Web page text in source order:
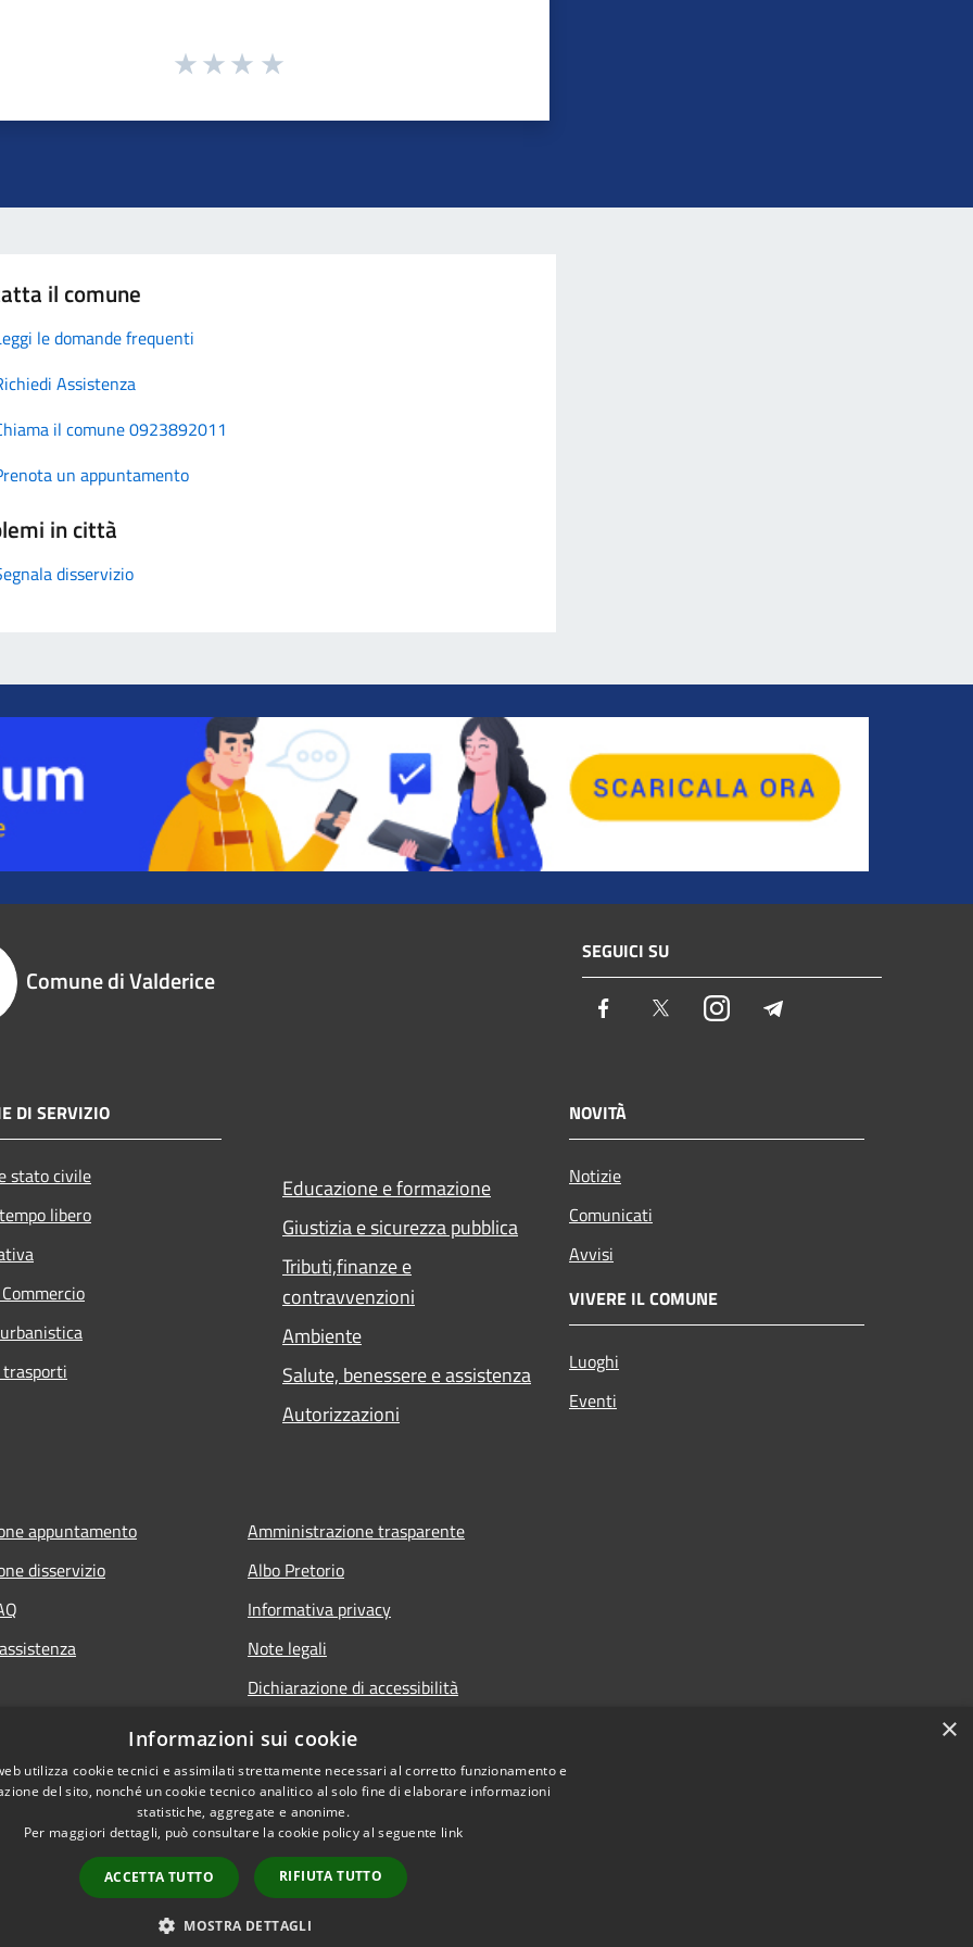
il comune
le domande frequenti
Assistenza
il comune 0923892011
un appuntamento
in città
disservizio
Comune di Valderice
SEGUICI SU
Facebook TwitterInstagram
DI SERVIZIO
stato civile
libero
Educazione e formazione
Giustizia e sicurezza pubblica
Tributi,finanze e
contravvenzioni
Ambiente
Salute, benessere e assistenza
Autorizzazioni
NOVITÀ
Notizie
Comunicati
Avvisi
VIVERE IL COMUNE
Luoghi
Eventi
appuntamento
disservizio
Amministrazione trasparente
Albo Pretorio
Informativa privacy
Note legali
Dichiarazione di accessibilità
Informativa Privacy Videosorveglianza
Copyright © 2026 • Comune di Valderice • Powered by
×
Informazioni sui cookie
utilizza cookie tecnici e assimilati strettamente necessari al corretto funzionamento e
del sito, nonché un cookie tecnico analitico al solo fine di elaborare informazioni
statistiche, aggregate e anonime.
Per maggiori dettagli, può consultare la cookie policy al seguente link
ACCETTA TUTTO RIFIUTA TUTTO
MOSTRA DETTAGLI